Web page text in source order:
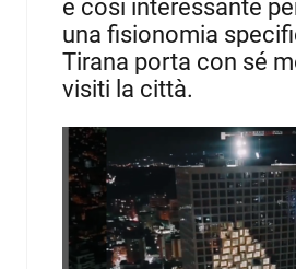
è così interessante
una fisionomia
Tirana porta con sé
visiti la città.